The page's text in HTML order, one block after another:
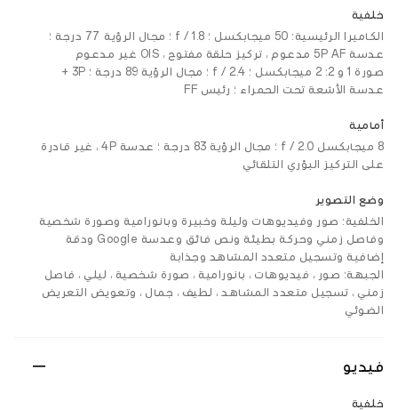
خلفية
الكاميرا الرئيسية: 50 ميجابكسل ؛ f / 1.8 ؛ مجال الرؤية 77 درجة ؛
عدسة 5P AF مدعوم ، تركيز حلقة مفتوح ، OIS غير مدعوم
صورة 1 و 2: 2 ميجابكسل ؛ f / 2.4 ؛ مجال الرؤية 89 درجة ؛ 3P +
عدسة الأشعة تحت الحمراء ؛ رئيس FF
أمامية
8 ميجابكسل f / 2.0 ؛ مجال الرؤية 83 درجة ؛ عدسة 4P ، غير قادرة
على التركيز البؤري التلقائي
وضع التصوير
الخلفية: صور وفيديوهات وليلة وخبيرة وبانورامية وصورة شخصية
وفاصل زمني وحركة بطيئة ونص فائق وعدسة Google ودقة
إضافية وتسجيل متعدد المشاهد وجذابة
الجبهة: صور ، فيديوهات ، بانورامية ، صورة شخصية ، ليلي ، فاصل
زمني ، تسجيل متعدد المشاهد ، لطيف ، جمال ، وتعويض التعريض
الضوئي
فيديو
خلفية